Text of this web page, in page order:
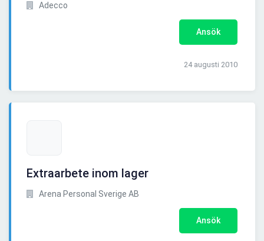
Adecco
Ansök
24 augusti 2010
Extraarbete inom lager
Arena Personal Sverige AB
Ansök